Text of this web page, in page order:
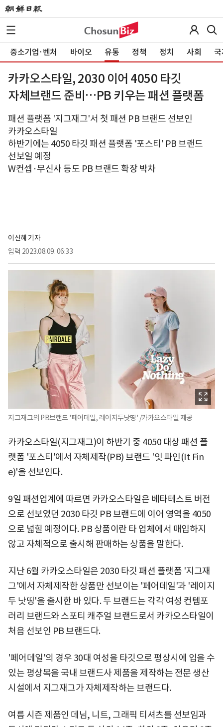
중소기업·벤처 바이오 유통 정책 정치 사회
카카오스타일, 2030 이어 4050 타깃
자체브랜드 준비…PB 키우는 패션 플랫폼
패션 플랫폼 '지그재그'서 첫 패션 PB 브랜드 선보인
카카오스타일
하반기에는 4050 타깃 패션 플랫폼 '포스티' PB 브랜드
선보일 예정
W컨셉·무신사 등도 PB 브랜드 확장 박차
이신혜 기자
입력 2023.08.09. 06:33
지그재그의 PB브랜드 '페어데일, 레이지두낫띵' /카카오스타일 제공
카카오스타일(지그재그)이 하반기 중 4050 대상 패션 플
랫폼 '포스티'에서 자체제작(PB) 브랜드 '잇 파인(It Fin
e)'을 선보인다.
9일 패션업계에 따르면 카카오스타일은 베타테스트 버전
으로 선보였던 2030 타깃 PB 브랜드에 이어 영역을 4050
으로 넓힐 예정이다. PB 상품이란 타 업체에서 매입하지
않고 자체적으로 출시해 판매하는 상품을 말한다.
지난 6월 카카오스타일은 2030 타깃 패션 플랫폼 '지그재
그'에서 자체제작한 상품만 선보이는 '페어데일'과 '레이지
두 낫띵'을 출시한 바 있다. 두 브랜드는 각각 여성 컨템포
러리 브랜드와 스포티 캐주얼 브랜드로서 카카오스타일이
처음 선보인 PB 브랜드다.
'페어데일'의 경우 30대 여성을 타깃으로 평상시에 입을 수
있는 평상복을 국내 브랜드사 제품을 제작하는 전문 생산
시설에서 지그재그가 자체제작하는 브랜드다.
여름 시즌 제품인 데님, 니트, 그래픽 티셔츠를 선보임과